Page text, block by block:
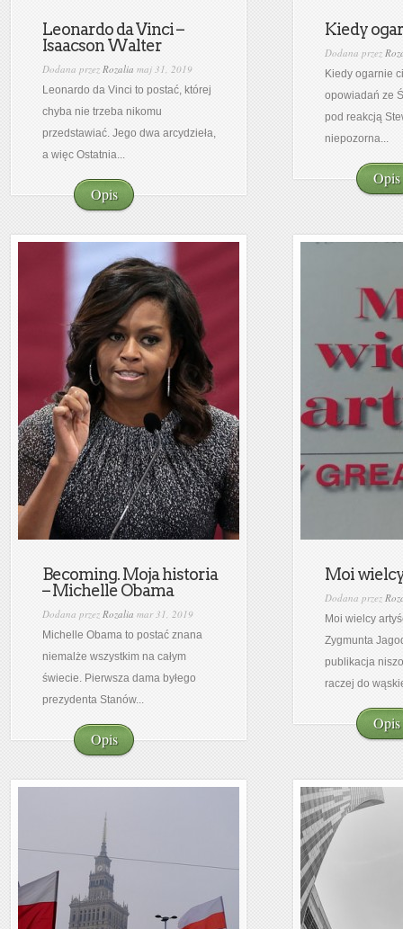
Leonardo da Vinci –
Isaacson Walter
Dodana przez Rozalia maj 31, 2019
Leonardo da Vinci to postać, której
chyba nie trzeba nikomu
przedstawiać. Jego dwa arcydzieła,
a więc Ostatnia...
Opis
Kiedy
Dodana przez
Kiedy ogarnie
opowiadań ze
pod reakcją
niepozorna...
Opis
Becoming. Moja historia
– Michelle Obama
Dodana przez Rozalia mar 31, 2019
Michelle Obama to postać znana
niemalże wszystkim na całym
świecie. Pierwsza dama byłego
prezydenta Stanów...
Opis
Moi
Dodana przez
Moi wielcy
Zygmunta
publikacja
raczej do
Opis